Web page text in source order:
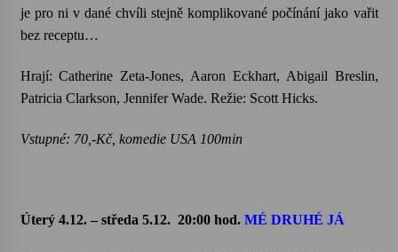
17. 7. 2026
Ozvěny prázdnin
14. 7. 2026
je pro ni v dané chvíli stejně komplikované počínání jako vařit
bez receptu…
Hrají: Catherine Zeta-Jones, Aaron Eckhart, Abigail Breslin,
Patricia Clarkson, Jennifer Wade. Režie: Scott Hicks.
Vstupné: 70,-Kč, komedie USA 100min
Úterý 4.12. – středa 5.12. 20:00 hod. MÉ DRUHÉ JÁ